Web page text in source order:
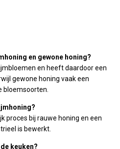
en gewone honing?
en heeft daardoor een
gewone honing vaak een
bloemsoorten.
proces bij rauwe honing en een
is bewerkt.
keuken?